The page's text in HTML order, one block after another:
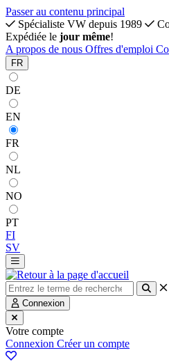
Passer au contenu principal
Spécialiste VW depuis 1989
Expédiée le jour même!
A propos de nous Offres d'emploi
FR
DE
EN
FR
NL
NO
PT
FI
SV
Connexion
Votre compte
Connexion Créer un compte